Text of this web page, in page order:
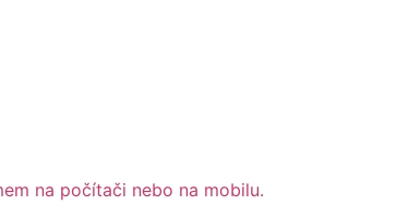
na počítači nebo na mobilu.